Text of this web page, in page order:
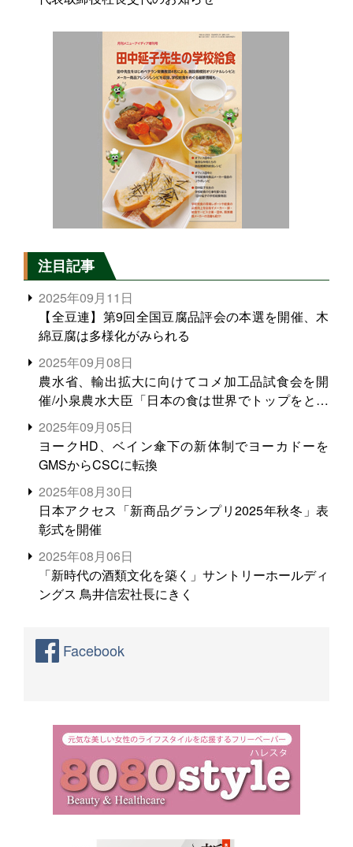
注目記事
2025年09月11日
【全豆連】第9回全国豆腐品評会の本選を開催、木
綿豆腐は多様化がみられる
2025年09月08日
農水省、輸出拡大に向けてコメ加工品試食会を開
催/小泉農水大臣「日本の食は世界でトップをとれ
る。米増産に向けて、米輸出需要の拡大を」
2025年09月05日
ヨークHD、ベイン傘下の新体制でヨーカドーを
GMSからCSCに転換
2025年08月30日
日本アクセス「新商品グランプリ2025年秋冬」表
彰式を開催
2025年08月06日
「新時代の酒類文化を築く」サントリーホールディ
ングス 鳥井信宏社長にきく
Facebook